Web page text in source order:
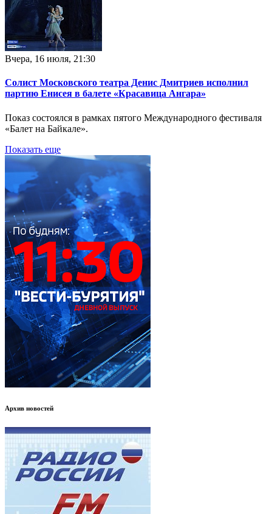
Вчера, 16 июля, 21:30
Солист Московского театра Денис Дмитриев исполнил
партию Енисея в балете «Красавица Ангара»
Показ состоялся в рамках пятого Международного фестиваля
«Балет на Байкале».
Показать еще
Архив новостей